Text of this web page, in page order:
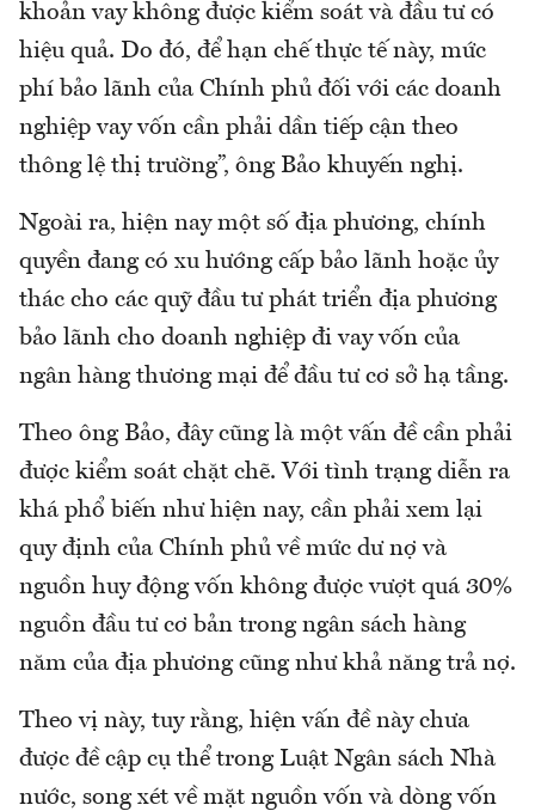
khoản vay không được kiểm soát và đầu tư có
hiệu quả. Do đó, để hạn chế thực tế này, mức
phí bảo lãnh của Chính phủ đối với các doanh
nghiệp vay vốn cần phải dần tiếp cận theo
thông lệ thị trường”, ông Bảo khuyến nghị.
Ngoài ra, hiện nay một số địa phương, chính
quyền đang có xu hướng cấp bảo lãnh hoặc ủy
thác cho các quỹ đầu tư phát triển địa phương
bảo lãnh cho doanh nghiệp đi vay vốn của
ngân hàng thương mại để đầu tư cơ sở hạ tầng.
Theo ông Bảo, đây cũng là một vấn đề cần phải
được kiểm soát chặt chẽ. Với tình trạng diễn ra
khá phổ biến như hiện nay, cần phải xem lại
quy định của Chính phủ về mức dư nợ và
nguồn huy động vốn không được vượt quá 30%
nguồn đầu tư cơ bản trong ngân sách hàng
năm của địa phương cũng như khả năng trả nợ.
Theo vị này, tuy rằng, hiện vấn đề này chưa
được đề cập cụ thể trong Luật Ngân sách Nhà
nước, song xét về mặt nguồn vốn và dòng vốn